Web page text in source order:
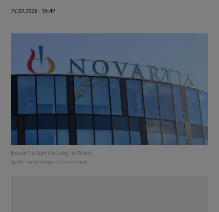
27.02.2026 15:42
Novartis-Vertretung in Wien.
Quelle: imago images / Chromorange